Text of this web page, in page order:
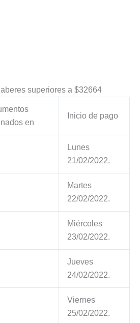
superiores a $32664
en
Inicio de pago
Lunes
21/02/2022.
Martes
22/02/2022.
Miércoles
23/02/2022.
Jueves
24/02/2022.
Viernes
25/02/2022.